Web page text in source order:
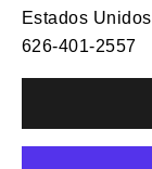
Estados Unidos
626-401-2557